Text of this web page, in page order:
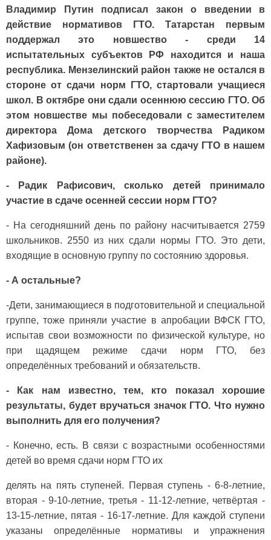
Владимир Путин подписал закон о введении в
действие нормативов ГТО. Татарстан первым
поддержал это новшество - среди 14
испытательных субъектов РФ находится и наша
республика. Мензелинский район также не остался в
стороне от сдачи норм ГТО, стартовали учащиеся
школ. В октябре они сдали осеннюю сессию ГТО. Об
этом новшестве мы побеседовали с заместителем
директора Дома детского творчества Радиком
Хафизовым (он ответственен за сдачу ГТО в нашем
районе).
- Радик Рафисович, сколько детей принимало
участие в сдаче осенней сессии норм ГТО?
- На сегодняшний день по району насчитывается 2759
школьников. 2550 из них сдали нормы ГТО. Это дети,
входящие в основную группу по состоянию здоровья.
- А остальные?
-Дети, занимающиеся в подготовительной и специальной
группе, тоже приняли участие в апробации ВФСК ГТО,
испытав свои возможности по физической культуре, но
при щадящем режиме сдачи норм ГТО, без
определённых требований и обязательств.
- Как нам известно, тем, кто показал хорошие
результаты, будет вручаться значок ГТО. Что нужно
выполнить для его получения?
- Конечно, есть. В связи с возрастными особенностями
детей во время сдачи норм ГТО их
делять на пять ступеней. Первая ступень - 6-8-летние,
вторая - 9-10-летние, третья - 11-12-летние, четвёртая -
13-15-летние, пятая - 16-17-летние. Для каждой ступени
указаны определённые нормативы и упражнения